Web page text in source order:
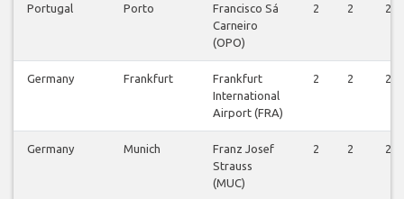
Portugal Porto
Francisco Sá
Carneiro
(OPO)
2 2 2
Germany Frankfurt
Frankfurt
International
Airport (FRA)
2 2 2
Germany Munich
Franz Josef
Strauss
(MUC)
2 2 2